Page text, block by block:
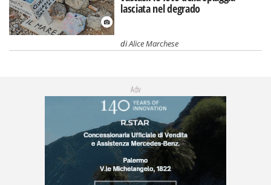
lasciata nel degrado
diAlice Marchese
Adv